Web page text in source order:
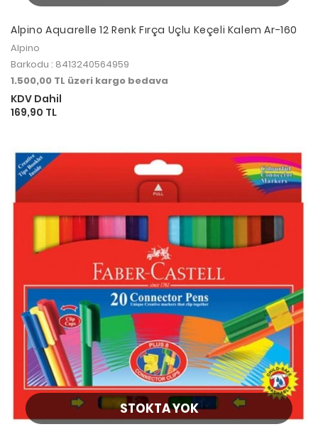
Alpino Aquarelle 12 Renk Fırça Uçlu Keçeli Kalem Ar-160
Alpino
Barkodu : 8413240564959
1.500,00 TL üzeri kargo bedava
KDV Dahil
169,90 TL
STOKTA YOK